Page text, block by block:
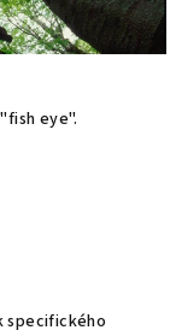
eye".
specifického